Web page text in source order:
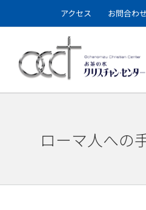
to
アクセス お問合わせ
ローマ人への